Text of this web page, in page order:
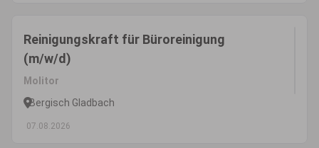
Reinigungskraft für Büroreinigung
(m/w/d)
Molitor
Bergisch Gladbach
07.08.2026